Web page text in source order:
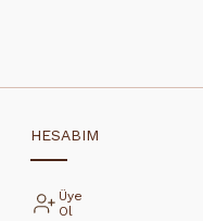
HESABIM
Üye
Ol